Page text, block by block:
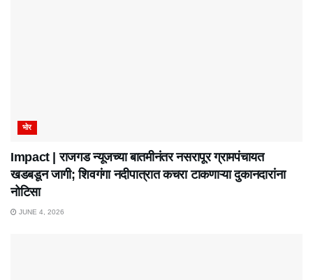
भोर
Impact | राजगड न्यूजच्या बातमीनंतर नसरापूर ग्रामपंचायत
खडबडून जागी; शिवगंगा नदीपात्रात कचरा टाकणाऱ्या दुकानदारांना
नोटिसा
JUNE 4, 2026